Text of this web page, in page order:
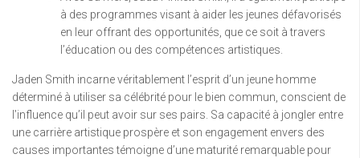
à des programmes visant à aider les jeunes défavorisés
en leur offrant des opportunités, que ce soit à travers
l’éducation ou des compétences artistiques.
Jaden Smith incarne véritablement l’esprit d’un jeune homme
déterminé à utiliser sa célébrité pour le bien commun, conscient de
l’influence qu’il peut avoir sur ses pairs. Sa capacité à jongler entre
une carrière artistique prospère et son engagement envers des
causes importantes témoigne d’une maturité remarquable pour